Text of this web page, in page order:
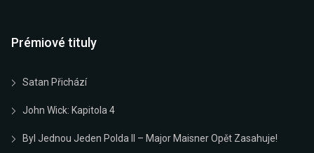
Prémiové tituly
Satan Přichází
John Wick: Kapitola 4
Byl Jednou Jeden Polda II – Major Maisner Opět Zasahuje!